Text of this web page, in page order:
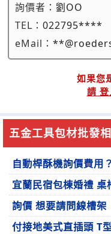
詢價者： 劉OO
TEL： 022795****
eMail：
如果您
請
五金工具包材批發
自動桿酥機詢價費用？
宜蘭民宿包棟婚禮 桌
詢價 想要請問線槽架
付接地美式直插頭 T